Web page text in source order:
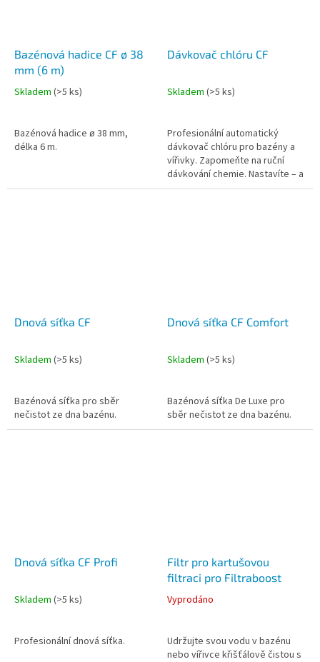
Bazénová hadice CF ø 38
mm (6 m)
Skladem (>5 ks)
Bazénová hadice ø 38 mm,
délka 6 m.
Dávkovač chlóru CF
Skladem (>5 ks)
Profesionální automatický
dávkovač chlóru pro bazény a
vířivky. Zapomeňte na ruční
dávkování chemie. Nastavíte – a
chlorinátor pracuje za vás.
Dnová síťka CF
Skladem (>5 ks)
Bazénová síťka pro sběr
nečistot ze dna bazénu.
Dnová síťka CF Comfort
Skladem (>5 ks)
Bazénová síťka De Luxe pro
sběr nečistot ze dna bazénu.
Dnová síťka CF Profi
Skladem (>5 ks)
Profesionální dnová síťka.
Filtr pro kartušovou
filtraci pro Filtraboost
Vyprodáno
Udržujte svou vodu v bazénu
nebo vířivce křišťálově čistou s